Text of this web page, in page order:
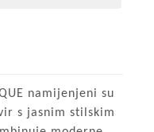
namijenjeni su
s jasnim stilskim